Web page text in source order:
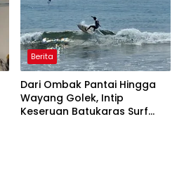
Berita
Dari Ombak Pantai Hingga
Wayang Golek, Intip
Keseruan Batukaras Surf